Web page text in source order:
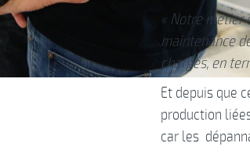
« Notre métier
maintenance
charges, en
Et depuis que
production
car les